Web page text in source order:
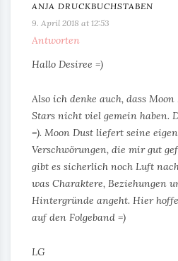
ANJA DRUCKBUCHSTABEN
9. April 2018 at 12:53
Antworten
Hallo Desiree =)
Also ich denke auch, dass
Stars nicht viel gemein haben.
=). Moon Dust liefert seine
Verschwörungen, die mir gut
gibt es sicherlich noch Luft
was Charaktere, Beziehungen
Hintergründe angeht. Hier
auf den Folgeband =)
LG